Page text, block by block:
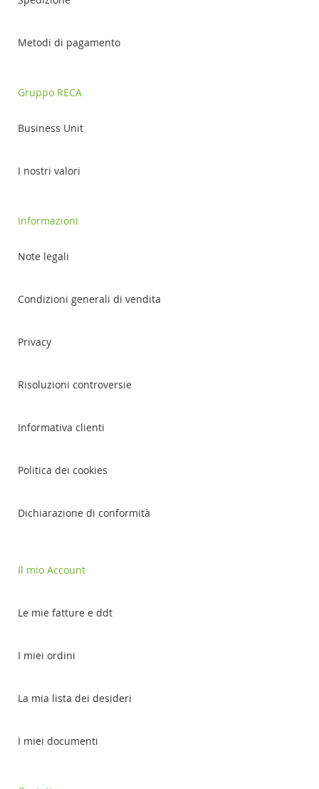
Metodi di pagamento
Gruppo RECA
Business Unit
I nostri valori
Informazioni
Note legali
Condizioni generali di vendita
Privacy
Risoluzioni controversie
Informativa clienti
Politica dei cookies
Dichiarazione di conformità
Il mio Account
Le mie fatture e ddt
I miei ordini
La mia lista dei desideri
I miei documenti